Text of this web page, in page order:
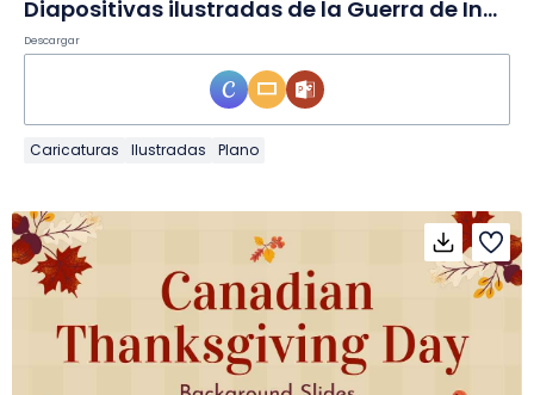
Diapositivas ilustradas de la Guerra de Independencia en Diapositivas
Descargar
Caricaturas Ilustradas Plano